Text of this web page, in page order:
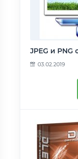
JPEG и
03.02.2019